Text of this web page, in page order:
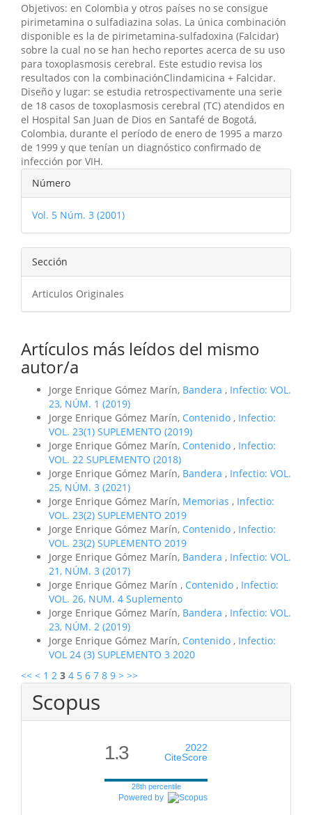
Objetivos: en Colombia y otros países no se consigue
pirimetamina o sulfadiazina solas. La única combinación
disponible es la de pirimetamina-sulfadoxina (Falcidar)
sobre la cual no se han hecho reportes acerca de su uso
para toxoplasmosis cerebral. Este estudio revisa los
resultados con la combinaciónClindamicina + Falcidar.
Diseño y lugar: se estudia retrospectivamente una serie
de 18 casos de toxoplasmosis cerebral (TC) atendidos en
el Hospital San Juan de Dios en Santafé de Bogotá,
Colombia, durante el período de enero de 1995 a marzo
de 1999 y que tenían un diagnóstico confirmado de
infección por VIH.
Detalles
del
artículo
Número
Vol. 5 Núm. 3 (2001)
Sección
Articulos Originales
Artículos más leídos del mismo
autor/a
Jorge Enrique Gómez Marín, Bandera , Infectio: VOL.
23, NÚM. 1 (2019)
Jorge Enrique Gómez Marín, Contenido , Infectio:
VOL. 23(1) SUPLEMENTO (2019)
Jorge Enrique Gómez Marín, Contenido , Infectio:
VOL. 22 SUPLEMENTO (2018)
Jorge Enrique Gómez Marín, Bandera , Infectio: VOL.
25, NÚM. 3 (2021)
Jorge Enrique Gómez Marín, Memorias , Infectio:
VOL. 23(2) SUPLEMENTO 2019
Jorge Enrique Gómez Marín, Contenido , Infectio:
VOL. 23(2) SUPLEMENTO 2019
Jorge Enrique Gómez Marín, Bandera , Infectio: VOL.
21, NÚM. 3 (2017)
Jorge Enrique Gómez Marín , Contenido , Infectio:
VOL. 26, NUM. 4 Suplemento
Jorge Enrique Gómez Marín, Bandera , Infectio: VOL.
23, NÚM. 2 (2019)
Jorge Enrique Gómez Marín, Contenido , Infectio:
VOL 24 (3) SUPLEMENTO 3 2020
<< < 1 2 3 4 5 6 7 8 9 > >>
Scopus
1.3
2022
CiteScore
28th percentile
Powered by